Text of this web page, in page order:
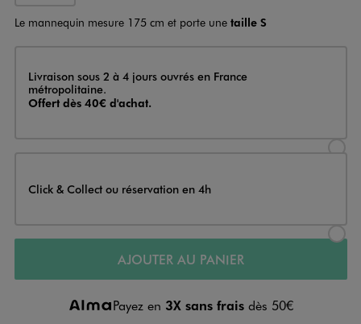
Le mannequin mesure 175 cm et porte une taille S
Livraison
Livraison sous 2 à 4 jours ouvrés en France
métropolitaine.
Offert dès 40€ d'achat.
Click & Collect ou réservation en 4h
AJOUTER AU PANIER
Payez en 3X sans frais dès 50€